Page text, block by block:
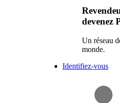
devenez
Un réseau
monde.
Identifiez-vous